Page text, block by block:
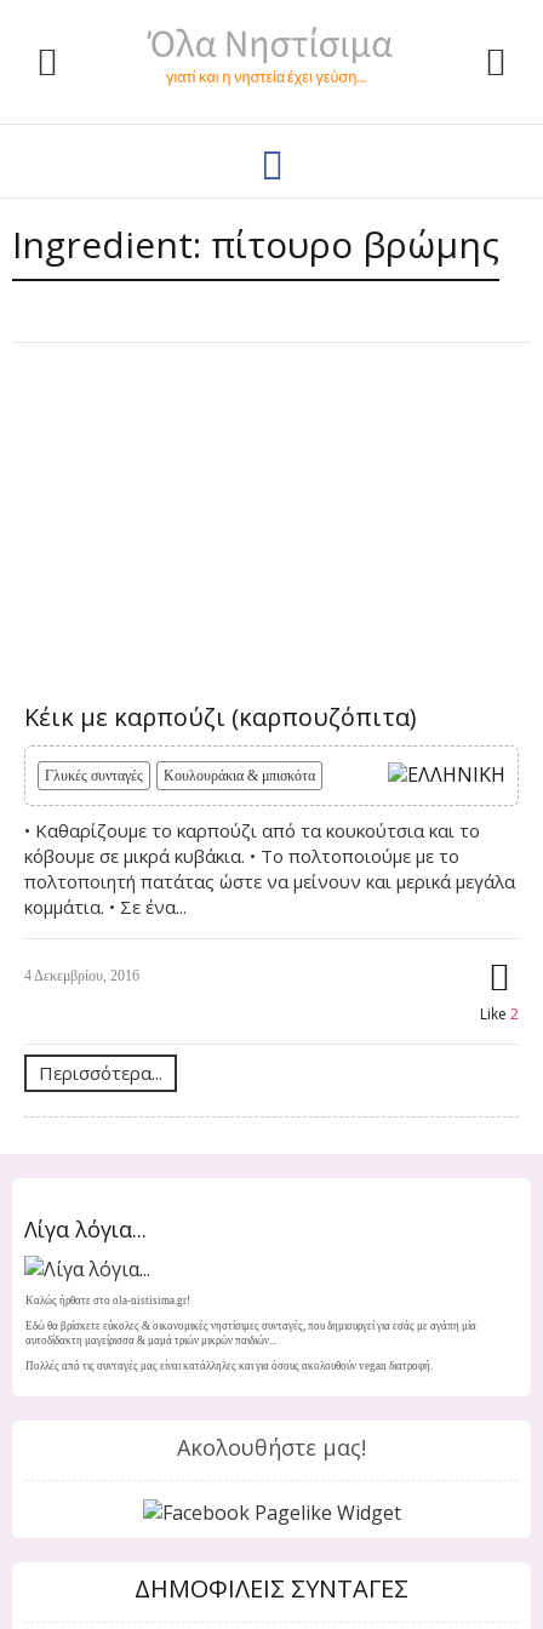
Ingredient: πίτουρο βρώμης
Κέικ με καρπούζι (καρπουζόπιτα)
Γλυκές συνταγές Κουλουράκια & μπισκότα
• Καθαρίζουμε το καρπούζι από τα κουκούτσια και το
κόβουμε σε μικρά κυβάκια. • Το πολτοποιούμε με το
πολτοποιητή πατάτας ώστε να μείνουν και μερικά μεγάλα
κομμάτια. • Σε ένα...
4 Δεκεμβρίου, 2016
Like 2
Περισσότερα...
Λίγα λόγια...
Καλώς ήρθατε στο ola-nistisima.gr!
Εδώ θα βρίσκετε εύκολες & οικονομικές νηστίσιμες συνταγές, που δημιουργεί για εσάς με αγάπη μία
αυτοδίδακτη μαγείρισσα & μαμά τριών μικρών παιδιών...
Πολλές από τις συνταγές μας είναι κατάλληλες και για όσους ακολουθούν vegan διατροφή.
Ακολουθήστε μας!
ΔΗΜΟΦΙΛΕΙΣ ΣΥΝΤΑΓΕΣ